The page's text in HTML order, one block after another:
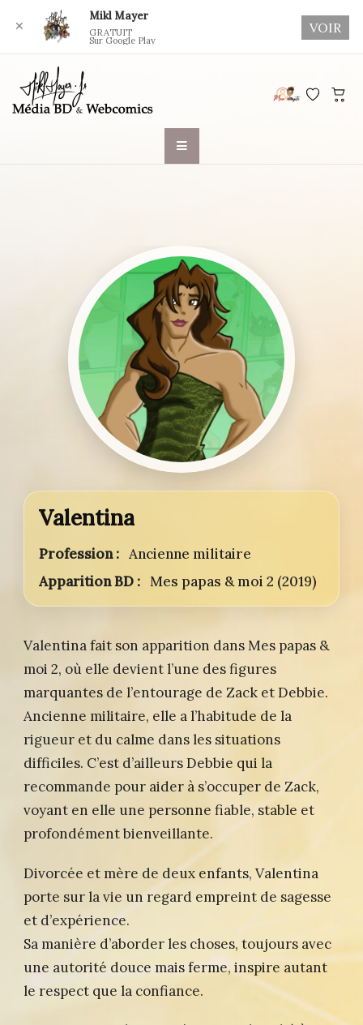
Valentina
Profession : Ancienne militaire
Apparition BD : Mes papas & moi 2 (2019)
Valentina fait son apparition dans Mes papas &
moi 2, où elle devient l’une des figures
marquantes de l’entourage de Zack et Debbie.
Ancienne militaire, elle a l’habitude de la
rigueur et du calme dans les situations
difficiles. C’est d’ailleurs Debbie qui la
recommande pour aider à s’occuper de Zack,
voyant en elle une personne fiable, stable et
profondément bienveillante.
Divorcée et mère de deux enfants, Valentina
porte sur la vie un regard empreint de sagesse
et d’expérience.
Sa manière d’aborder les choses, toujours avec
une autorité douce mais ferme, inspire autant
le respect que la confiance.
✕
Mikl Mayer
GRATUIT
Sur Google Play
VOIR